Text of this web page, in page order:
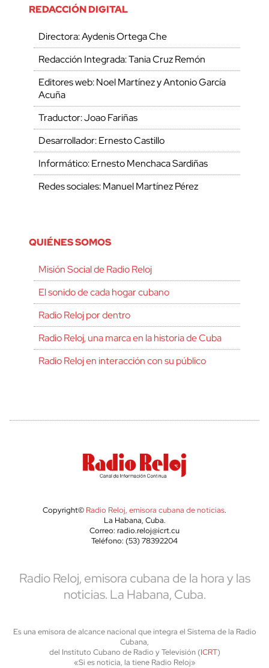
REDACCIÓN DIGITAL
Directora: Aydenis Ortega Che
Redacción Integrada: Tania Cruz Remón
Editores web: Noel Martínez y Antonio García
Acuña
Traductor: Joao Fariñas
Desarrollador: Ernesto Castillo
Informático: Ernesto Menchaca Sardiñas
Redes sociales: Manuel Martínez Pérez
QUIÉNES SOMOS
Misión Social de Radio Reloj
El sonido de cada hogar cubano
Radio Reloj por dentro
Radio Reloj, una marca en la historia de Cuba
Radio Reloj en interacción con su público
Copyright© Radio Reloj, emisora cubana de noticias.
La Habana, Cuba.
Correo: radio.reloj@icrt.cu
Teléfono: (53) 78392204
Radio Reloj, emisora cubana de la hora y las
noticias. La Habana, Cuba.
Es una emisora de alcance nacional que integra el Sistema de la Radio
Cubana,
del Instituto Cubano de Radio y Televisión (ICRT)
«Si es noticia, la tiene Radio Reloj»